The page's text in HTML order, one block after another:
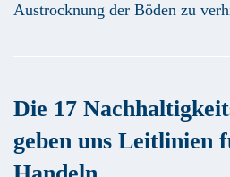
Austrocknung der Böden zu
Die 17
geben uns Leitlinien